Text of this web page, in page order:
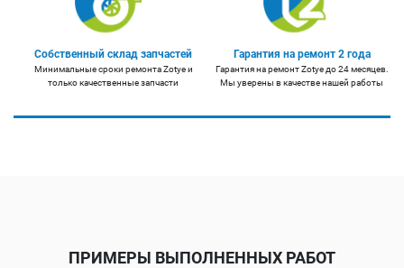
Собственный склад запчастей
Минимальные сроки ремонта Zotye и
только качественные запчасти
Гарантия на ремонт 2 года
Гарантия на ремонт Zotye до 24 месяцев.
Мы уверены в качестве нашей работы
ПРИМЕРЫ ВЫПОЛНЕННЫХ РАБОТ